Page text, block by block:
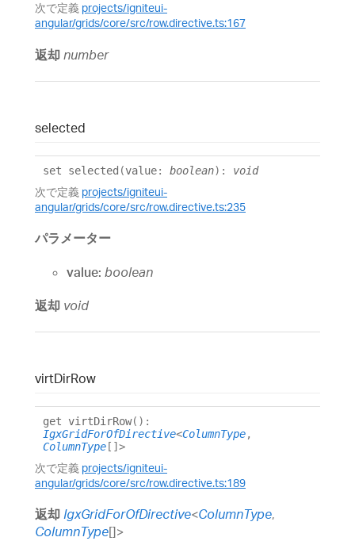
次で定義 projects/igniteui-
angular/grids/core/src/row.directive.ts:167
返却 number
selected
set selected (value: boolean) : void
次で定義 projects/igniteui-
angular/grids/core/src/row.directive.ts:235
パラメーター
value: boolean
返却 void
virtDirRow
get virtDirRow() :
IgxGridForOfDirective<ColumnType,
ColumnType [] >
次で定義 projects/igniteui-
angular/grids/core/src/row.directive.ts:189
返却 IgxGridForOfDirective<ColumnType,
ColumnType[]>